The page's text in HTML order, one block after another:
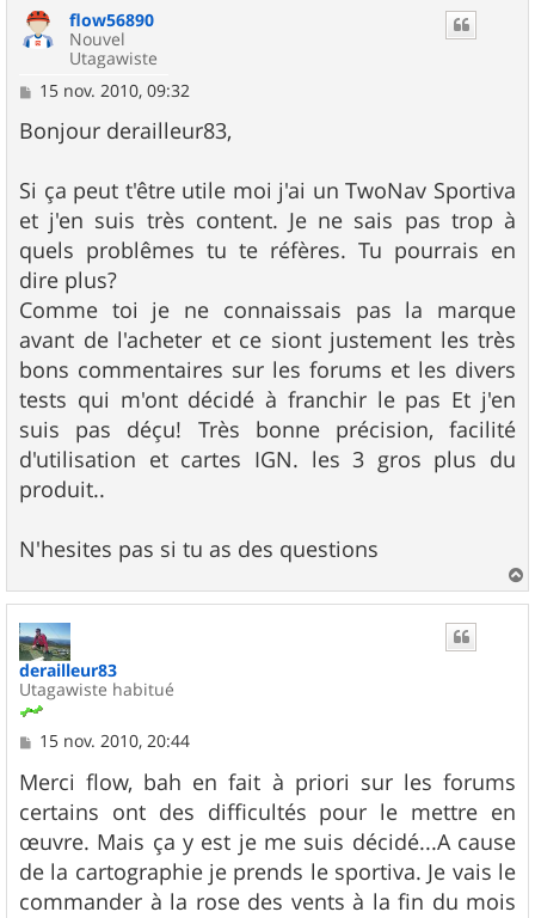
flow56890
Nouvel
Utagawiste
M
s
s
g
e
15 nov. 2010, 09:32
Bonjour derailleur83,
Si ça peut t'être utile moi j'ai un TwoNav Sportiva
et j'en suis très content. Je ne sais pas trop à
quels problêmes tu te réfères. Tu pourrais en
dire plus?
Comme toi je ne connaissais pas la marque
avant de l'acheter et ce siont justement les très
bons commentaires sur les forums et les divers
tests qui m'ont décidé à franchir le pas Et j'en
suis pas déçu! Très bonne précision, facilité
d'utilisation et cartes IGN. les 3 gros plus du
produit..
N'hesites pas si tu as des questions
a
derailleur83
Utagawiste habitué
M
s
s
a
g
e
15 nov. 2010, 20:44
Merci flow, bah en fait à priori sur les forums
certains ont des difficultés pour le mettre en
œuvre. Mais ça y est je me suis décidé...A cause
de la cartographie je prends le sportiva. Je vais le
commander à la rose des vents à la fin du mois